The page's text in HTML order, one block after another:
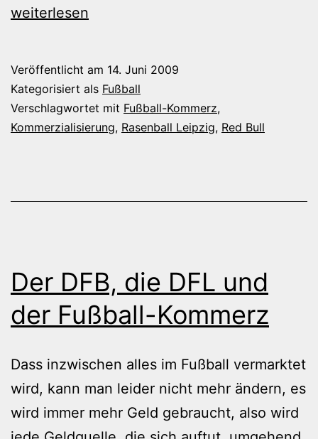
weiterlesen
Veröffentlicht am 14. Juni 2009
Kategorisiert als Fußball
Verschlagwortet mit Fußball-Kommerz,
Kommerzialisierung, Rasenball Leipzig, Red Bull
Der DFB, die DFL und
der Fußball-Kommerz
Dass inzwischen alles im Fußball vermarktet
wird, kann man leider nicht mehr ändern, es
wird immer mehr Geld gebraucht, also wird